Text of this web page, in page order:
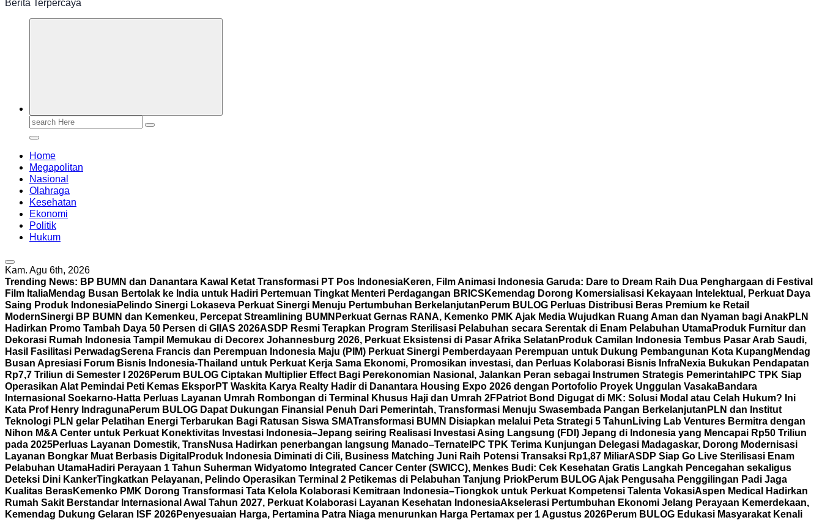
Berita Terpercaya
Search
Home
Megapolitan
Nasional
Olahraga
Kesehatan
Ekonomi
Politik
Hukum
Kam. Agu 6th, 2026
Trending News: BP BUMN dan Danantara Kawal Ketat Transformasi PT Pos IndonesiaKeren, Film Animasi Indonesia Garuda: Dare to Dream Raih Dua Penghargaan di Festival
Film ItaliaMendag Busan Bertolak ke India untuk Hadiri Pertemuan Tingkat Menteri Perdagangan BRICS Kemendag Dorong Komersialisasi Kekayaan Intelektual, Perkuat Daya
Saing Produk IndonesiaPelindo Sinergi Lokaseva Perkuat Sinergi Menuju Pertumbuhan Berkelanjutan Perum BULOG Perluas Distribusi Beras Premium ke Retail
ModernSinergi BP BUMN dan Kemenkeu, Percepat Streamlining BUMN Perkuat Gernas RANA, Kemenko PMK Ajak Media Wujudkan Ruang Aman dan Nyaman bagi AnakPLN
Hadirkan Promo Tambah Daya 50 Persen di GIIAS 2026ASDP Resmi Terapkan Program Sterilisasi Pelabuhan secara Serentak di Enam Pelabuhan UtamaProduk Furnitur dan
Dekorasi Rumah Indonesia Tampil Memukau di Decorex Johannesburg 2026, Perkuat Eksistensi di Pasar Afrika Selatan Produk Camilan Indonesia Tembus Pasar Arab Saudi,
Hasil Fasilitasi PerwadagSerena Francis dan Perempuan Indonesia Maju (PIM) Perkuat Sinergi Pemberdayaan Perempuan untuk Dukung Pembangunan Kota Kupang Mendag
Busan Apresiasi Forum Bisnis Indonesia-Thailand untuk Perkuat Kerja Sama Ekonomi, Promosikan investasi, dan Perluas Kolaborasi Bisnis InfraNexia Bukukan Pendapatan
Rp7,7 Triliun di Semester I 2026Perum BULOG Ciptakan Multiplier Effect Bagi Perekonomian Nasional, Jalankan Peran sebagai Instrumen Strategis Pemerintah IPC TPK Siap
Operasikan Alat Pemindai Peti Kemas EksporPT Waskita Karya Realty Hadir di Danantara Housing Expo 2026 dengan Portofolio Proyek Unggulan VasakaBandara
Internasional Soekarno-Hatta Perluas Layanan Umrah Rombongan di Terminal Khusus Haji dan Umrah 2FPatriot Bond Digugat di MK: Solusi Modal atau Celah Hukum? Ini
Kata Prof Henry IndragunaPerum BULOG Dapat Dukungan Finansial Penuh Dari Pemerintah, Transformasi Menuju Swasembada Pangan Berkelanjutan PLN dan Institut
Teknologi PLN gelar Pelatihan Energi Terbarukan Bagi Ratusan Siswa SMATransformasi BUMN Disiapkan melalui Peta Strategi 5 Tahun Living Lab Ventures Bermitra dengan
Nihon M&A Center untuk Perkuat Konektivitas Investasi Indonesia–Jepang seiring Realisasi Investasi Asing Langsung (FDI) Jepang di Indonesia yang Mencapai Rp50 Triliun
pada 2025Perluas Layanan Domestik, TransNusa Hadirkan penerbangan langsung Manado–Ternate IPC TPK Terima Kunjungan Delegasi Madagaskar, Dorong Modernisasi
Layanan Bongkar Muat Berbasis Digital Produk Indonesia Diminati di Cili, Business Matching Juni Raih Potensi Transaksi Rp1,87 MiliarASDP Siap Go Live Sterilisasi Enam
Pelabuhan UtamaHadiri Perayaan 1 Tahun Suherman Widyatomo Integrated Cancer Center (SWICC), Menkes Budi: Cek Kesehatan Gratis Langkah Pencegahan sekaligus
Deteksi Dini KankerTingkatkan Pelayanan, Pelindo Operasikan Terminal 2 Petikemas di Pelabuhan Tanjung PriokPerum BULOG Ajak Pengusaha Penggilingan Padi Jaga
Kualitas BerasKemenko PMK Dorong Transformasi Tata Kelola Kolaborasi Kemitraan Indonesia–Tiongkok untuk Perkuat Kompetensi Talenta VokasiAspen Medical Hadirkan
Rumah Sakit Berstandar Internasional Awal Tahun 2027, Perkuat Kolaborasi Layanan Kesehatan IndonesiaAkselerasi Pertumbuhan Ekonomi Jelang Perayaan Kemerdekaan,
Kemendag Dukung Gelaran ISF 2026Penyesuaian Harga, Pertamina Patra Niaga menurunkan Harga Pertamax per 1 Agustus 2026Perum BULOG Edukasi Masyarakat Kenali